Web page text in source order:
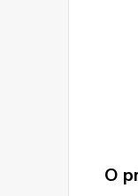
O